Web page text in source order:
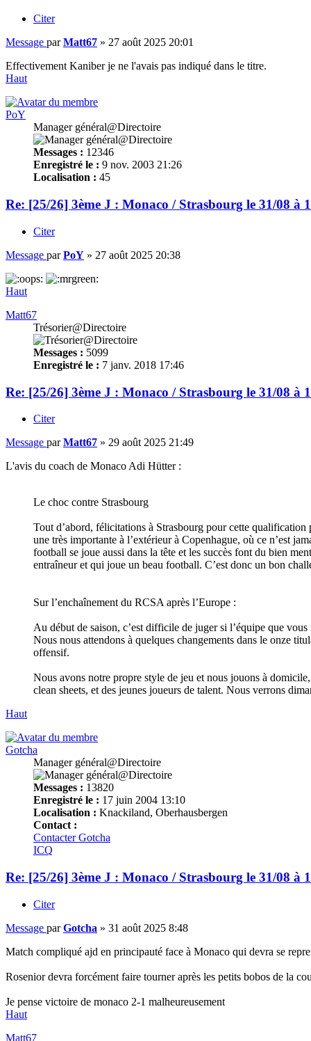
Citer
Message parMatt67 » 27 août 2025 20:01
Effectivement Kaniber je ne l'avais pas indiqué dans le titre.
Haut
PoY
Manager général@Directoire
Messages : 12346
Enregistré le : 9 nov. 2003 21:26
Localisation : 45
Re: [25/26] 3ème J : Monaco / Strasbourg le 31/08 à
Citer
Message parPoY » 27 août 2025 20:38
Haut
Matt67
Trésorier@Directoire
Messages : 5099
Enregistré le : 7 janv. 2018 17:46
Re: [25/26] 3ème J : Monaco / Strasbourg le 31/08 à
Citer
Message parMatt67 » 29 août 2025 21:49
L'avis du coach de Monaco Adi Hütter :
Le choc contre Strasbourg
Tout d’abord, félicitations à Strasbourg pour cette
une très importante à l’extérieur à Copenhague, où ce n’est
football se joue aussi dans la tête et les succès font du bien
entraîneur et qui joue un beau football. C’est donc un bon
Sur l’enchaînement du RCSA après l’Europe :
Au début de saison, c’est difficile de juger si l’équipe que
Nous nous attendons à quelques changements dans le onze
offensif.
Nous avons notre propre style de jeu et nous jouons à
clean sheets, et des jeunes joueurs de talent. Nous verrons
Haut
Gotcha
Manager général@Directoire
Messages : 13820
Enregistré le : 17 juin 2004 13:10
Localisation : Knackiland, Oberhausbergen
Contact :
Contacter Gotcha
ICQ
Re: [25/26] 3ème J : Monaco / Strasbourg le 31/08 à
Citer
Message parGotcha » 31 août 2025 8:48
Match compliqué ajd en principauté face à Monaco qui devra se
Rosenior devra forcément faire tourner après les petits bobos de la
Je pense victoire de monaco 2-1 malheureusement
Haut
Matt67